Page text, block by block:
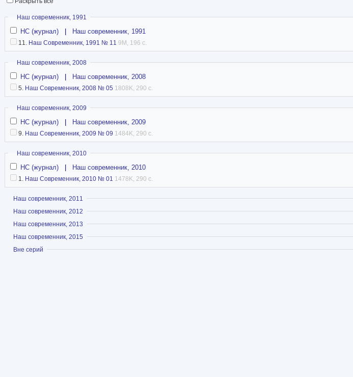
Скрыть
Наш современник, 1991
НС (журнал) Наш современник, 1991
11. Наш Современник, 1991 № 11 9M, 196 с.
Скрыть
Наш современник, 2008
НС (журнал) Наш современник, 2008
5. Наш Современник, 2008 № 05 1808K, 290 с.
Скрыть
Наш современник, 2009
НС (журнал) Наш современник, 2009
9. Наш Современник, 2009 № 09 1484K, 290 с.
Скрыть
Наш современник, 2010
НС (журнал) Наш современник, 2010
1. Наш Современник, 2010 № 01 1478K, 290 с.
Показать
Наш современник, 2011
Показать
Наш современник, 2012
Показать
Наш современник, 2013
Показать
Наш современник, 2015
Показать
Вне серий